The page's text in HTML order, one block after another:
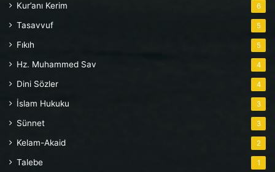
Kur’anı Kerim 6
Tasavvuf 5
Fıkıh 5
Hz. Muhammed Sav 4
Dini Sözler 4
İslam Hukuku 3
Sünnet 3
Kelam-Akaid 2
Talebe 1